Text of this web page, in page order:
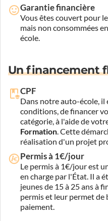
Garantie financière
Vous êtes couvert pour
mais non consommées
école.
Un financement
CPF
Dans notre auto-école, il
conditions, de financer
catégorie, à l'aide de
Formation. Cette
réalisation d'un projet
Permis à 1€/jour
Le permis à 1€/jour est
en charge par l'État. Il a
jeunes de 15 à 25 ans à
permis et leur permet
paiement.